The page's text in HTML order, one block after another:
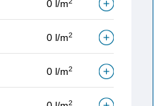
0 l/m
0 l/m2
0 l/m2
2